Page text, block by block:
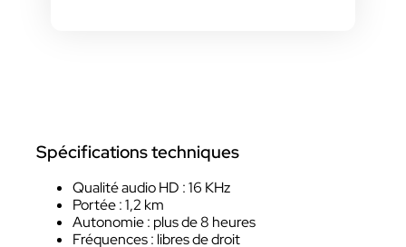
Spécifications techniques
Qualité audio HD : 16 KHz
Portée : 1,2 km
Autonomie : plus de 8 heures
Fréquences : libres de droit